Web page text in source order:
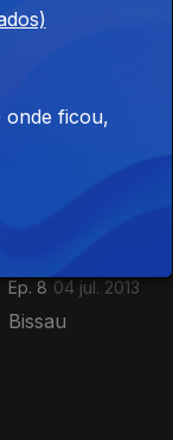
Edimburgo
Ep. 8 04 jul. 2013
Bissau
onde ficou,